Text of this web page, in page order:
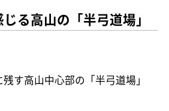
る高山の「半弓道場」
す高山中心部の「半弓道場」